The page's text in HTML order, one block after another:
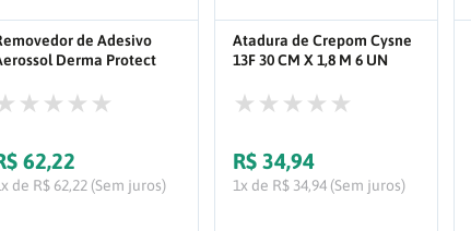
de Adesivo
Derma Protect
62,22
de R$ 62,22 (Sem juros)
Atadura de Crepom Cysne
13F 30 CM X 1,8 M 6 UN
R$ 34,94
1x de R$ 34,94 (Sem juros)